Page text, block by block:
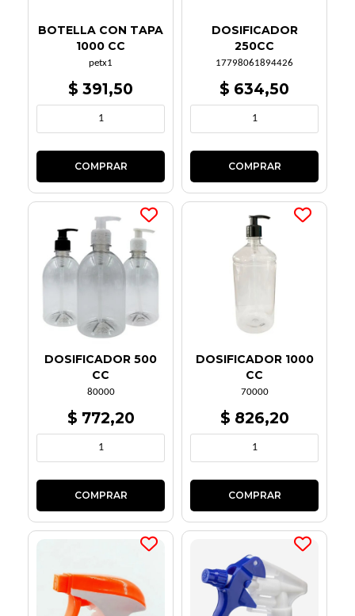
BOTELLA CON TAPA
1000 CC
petx1
$ 391,50
DOSIFICADOR
250CC
17798061894426
$ 634,50
DOSIFICADOR 500
CC
80000
$ 772,20
DOSIFICADOR 1000
CC
70000
$ 826,20